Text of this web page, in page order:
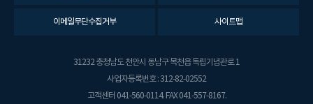
이메일무단수집거부 사이트맵
31232 충청남도 천안시 동남구 목천읍 독립기념관로 1
사업자등록번호 : 312-82-02552
고객센터 041-560-0114. FAX 041-557-8167.